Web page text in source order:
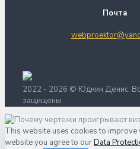
Почта
2022 - 2026 © Юдкин Денис.
защищены
This website uses cookies to improve
website you agree to ourData